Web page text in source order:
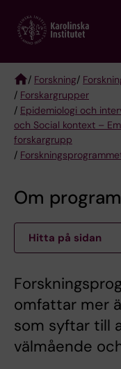
main
Breadcrumb
/ Forskning/
/ Forskargrupper
/ Epidemiologi och
och Social kontext –
forskargrupp
/
Om
Hitta på sidan
omfattar mer
som syftar till
välmående